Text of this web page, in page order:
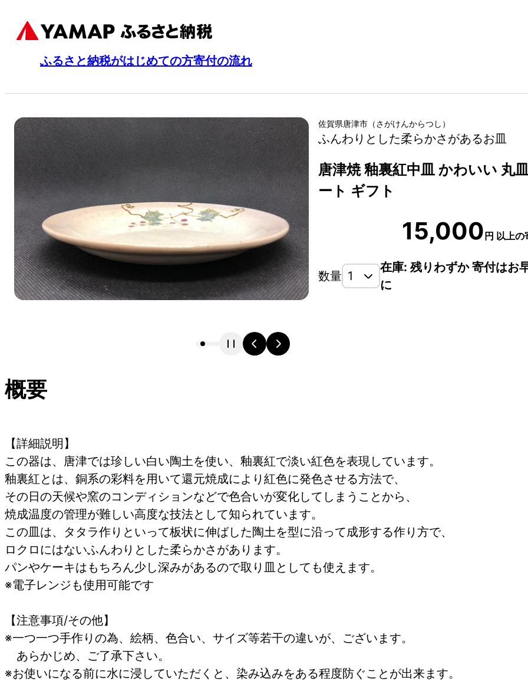
ふるさと納税がはじめての方寄付の流れ
佐賀県唐津市 （さがけんからつし ）
ふんわりとした柔らかさがあるお皿
唐津焼 釉裏紅中皿 かわいい 丸
ート ギフト
15,000円 以上の
数量
在庫: 残りわずか 寄付はお
に
概要
【詳細説明】
この器は、唐津では珍しい白い陶土を使い、釉裏紅で淡い紅色を表現しています。
釉裏紅とは、銅系の彩料を用いて還元焼成により紅色に発色させる方法で、
その日の天候や窯のコンディションなどで色合いが変化してしまうことから、
焼成温度の管理が難しい高度な技法として知られています。
この皿は、タタラ作りといって板状に伸ばした陶土を型に沿って成形する作り方で、
ロクロにはないふんわりとした柔らかさがあります。
パンやケーキはもちろん少し深みがあるので取り皿としても使えます。
※電子レンジも使用可能です
【注意事項/その他】
※一つ一つ手作りの為、絵柄、色合い、サイズ等若干の違いが、ございます。
あらかじめ、ご了承下さい。
※お使いになる前に水に浸していただくと、染み込みをある程度防ぐことが出来ま